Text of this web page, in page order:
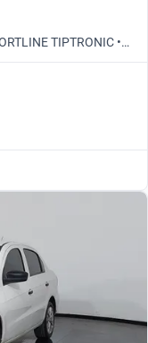
TIPTRONIC •